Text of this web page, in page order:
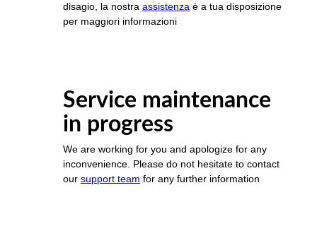
disagio, la nostra assistenza è a tua disposizione
per maggiori informazioni
Service maintenance
in progress
We are working for you and apologize for any
inconvenience. Please do not hesitate to contact
our support team for any further information